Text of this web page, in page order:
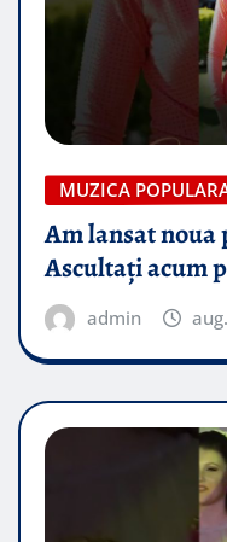
MUZICA
Am lansat noua
Ascultați acum
admin